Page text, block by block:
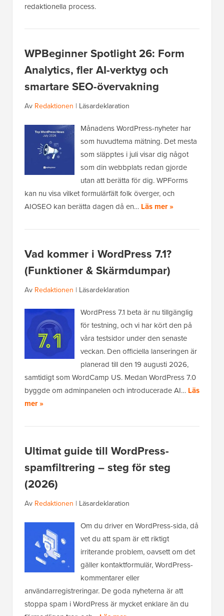
redaktionella process.
WPBeginner Spotlight 26: Form
Analytics, fler AI-verktyg och
smartare SEO-övervakning
Av Redaktionen | Läsardeklaration
Månadens WordPress-nyheter har
som huvudtema mätning. Det mesta
som släpptes i juli visar dig något
som din webbplats redan gjorde
utan att berätta för dig. WPForms
kan nu visa vilket formulärfält folk överger, och
AIOSEO kan berätta dagen då en… Läs mer »
Vad kommer i WordPress 7.1?
(Funktioner & Skärmdumpar)
Av Redaktionen | Läsardeklaration
WordPress 7.1 beta är nu tillgänglig
för testning, och vi har kört den på
våra testsidor under den senaste
veckan. Den officiella lanseringen är
planerad till den 19 augusti 2026,
samtidigt som WordCamp US. Medan WordPress 7.0
byggde om adminpanelen och introducerade AI… Läs
mer »
Ultimat guide till WordPress-
spamfiltrering – steg för steg
(2026)
Av Redaktionen | Läsardeklaration
Om du driver en WordPress-sida, då
vet du att spam är ett riktigt
irriterande problem, oavsett om det
gäller kontaktformulär, WordPress-
kommentarer eller
användarregistreringar. De goda nyheterna är att
stoppa spam i WordPress är mycket enklare än du